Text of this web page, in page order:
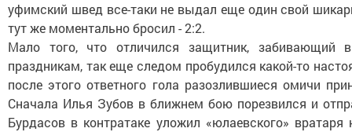
уфимский швед все-таки не выдал еще один свой
тут же моментально бросил - 2:2.
Мало того, что отличился защитник, забивающий
праздникам, так еще следом пробудился какой-то
после этого ответного гола разозлившиеся омичи
Сначала Илья Зубов в ближнем бою порезвился и
Бурдасов в контратаке уложил «юлаевского»